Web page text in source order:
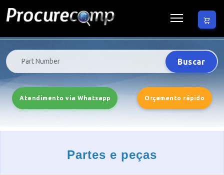
Buscar
Atendimento via Whatsapp Orçamento rápido
Partes e peças